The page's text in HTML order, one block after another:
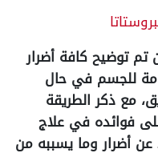
توضيح كافة أضرار
للجسم في حال
مع ذكر الطريقة
فوائده في علاج
عن أضرار وما يسببه من